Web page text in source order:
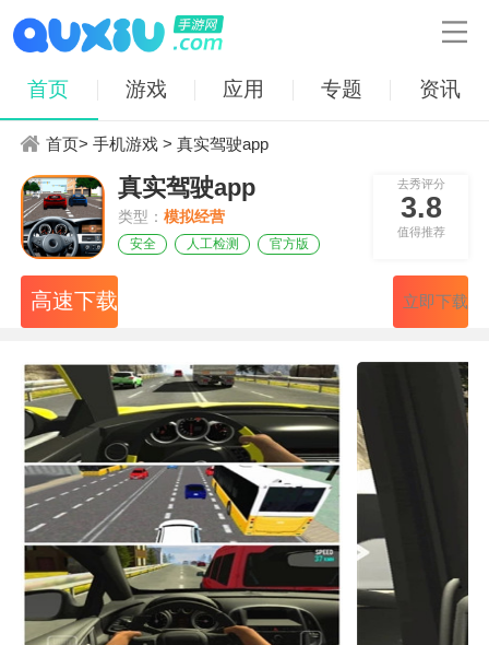

首页 游戏 应用 专题 资讯
首页>手机游戏 > 真实驾驶app
真实驾驶app
类型：模拟经营
安全 人工检测 官方版
去秀评分
3.8
值得推荐
高速下载 立即下载